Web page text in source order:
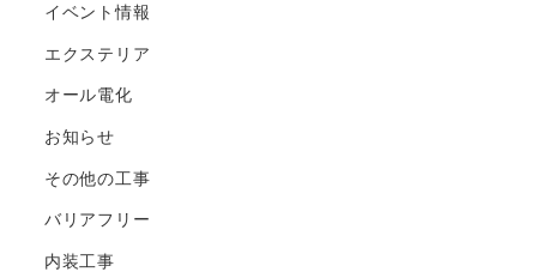
イベント情報
エクステリア
オール電化
お知らせ
その他の工事
バリアフリー
内装工事